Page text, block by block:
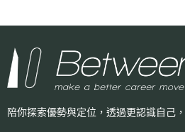
陪你探索優勢與定位，透過更認識自己，